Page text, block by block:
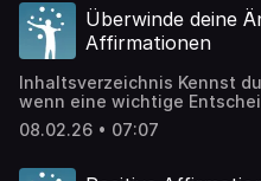
aus Klarheit, Vertrauen und
Nachricht: Du trägst
Überwinde deine
Affirmationen
Inhaltsverzeichnis Kennst
wenn eine wichtige
Stimme, die dir zuflüstert:
Ängste überwinden
wagen. Viele Menschen
08.02.26 • 07:07